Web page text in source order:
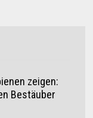
zeigen:
Bestäuber